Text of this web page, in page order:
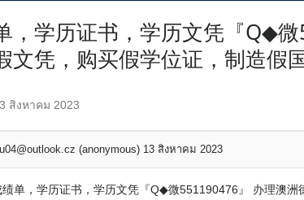
，学历证书，学历文凭『Q◆
文凭，购买假学位证，制造假
สิงหาคม 2023
(anonymous) 13 สิงหาคม 2023
单，学历证书，学历文凭『Q◆微551190476』 办理澳